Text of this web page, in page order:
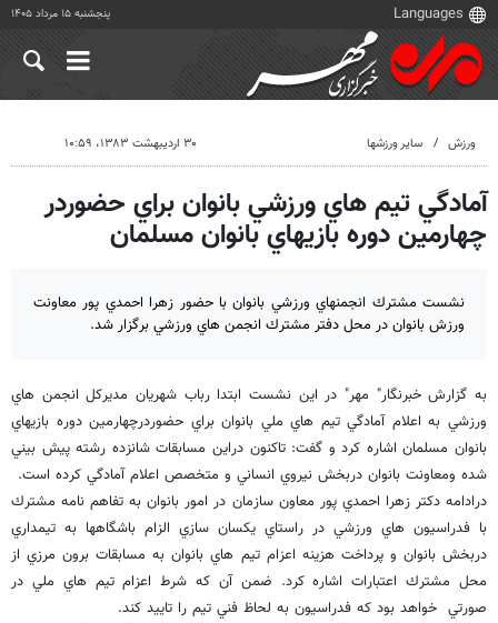
پنجشنبه ۱۵ مرداد ۱۴۰۵
ورزش سایر ورزشها ۳۰ اردیبهشت ۱۳۸۳، ۱۰:۵۹
آمادگي تيم هاي ورزشي بانوان براي حضوردر
چهارمين دوره بازيهاي بانوان مسلمان
نشست مشترك انجمنهاي ورزشي بانوان با حضور زهرا احمدي پور معاونت
ورزش بانوان در محل دفتر مشترك انجمن هاي ورزشي برگزار شد.
به گزارش خبرنگار" مهر" در اين نشست ابتدا رباب شهريان مديركل انجمن هاي
ورزشي به اعلام آمادگي تيم هاي ملي بانوان براي حضوردرچهارمين دوره بازيهاي
بانوان مسلمان اشاره كرد و گفت: تاكنون دراين مسابقات شانزده رشته پيش بيني
شده ومعاونت بانوان دربخش نيروي انساني و متخصص اعلام آمادگي كرده است.
درادامه دكتر زهرا احمدي پور معاون سازمان در امور بانوان به تفاهم نامه مشترك
با فدراسيون هاي ورزشي در راستاي يكسان سازي الزام باشگاهها به تيمداري
دربخش بانوان و پرداخت هزينه اعزام تيم هاي بانوان به مسابقات برون مرزي از
محل مشترك اعتبارات اشاره كرد. ضمن آن كه شرط اعزام تيم هاي ملي در
صورتي خواهد بود كه فدراسيون به لحاظ فني تيم را تاييد كند.